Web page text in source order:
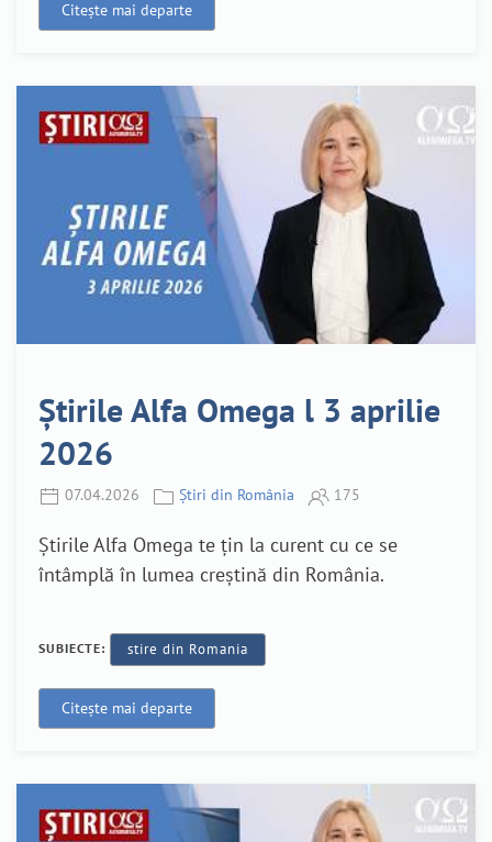
Citește mai departe
Știrile Alfa Omega l 3 aprilie
2026
07.04.2026 Știri din România 175
Știrile Alfa Omega te țin la curent cu ce se
întâmplă în lumea creștină din România.
SUBIECTE: stire din Romania
Citește mai departe